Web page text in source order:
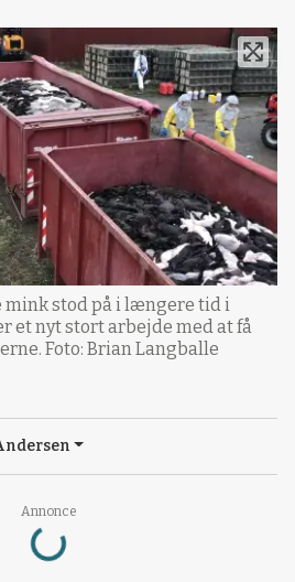
Annonce
Loading...
mink stod på i længere tid i
et nyt stort arbejde med at få
Foto: Brian Langballe